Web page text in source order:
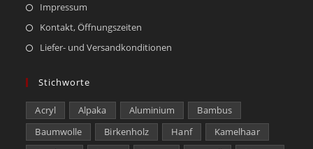
Impressum
Kontakt, Öffnungszeiten
Liefer- und Versandkonditionen
Stichworte
Acryl Alpaka Aluminium
Bambus
Baumwolle
Birkenholz Hanf
Kamelhaar